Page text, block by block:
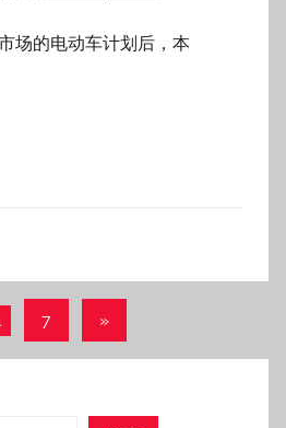
场的电动车计划后，本
7
下
文
»